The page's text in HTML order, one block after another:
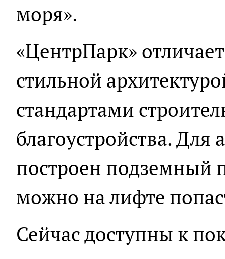
моря».
«ЦентрПарк»
стильной
стандартами
благоустройства. Для
построен подземный
можно на лифте
Сейчас доступны к